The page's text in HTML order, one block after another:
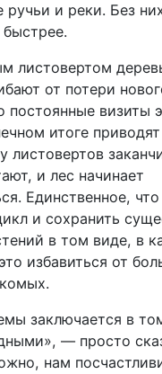
ручьи и реки. Без
быстрее.
листовертом
от потери
постоянные визиты
итоге
листовертов
и лес начинает
Единственное,
и сохранить
в том виде, в
избавиться от
заключается в
— просто
нам